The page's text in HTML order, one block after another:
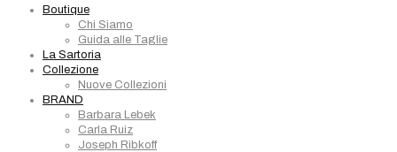
Boutique
Chi Siamo
Guida alle Taglie
La Sartoria
Collezione
Nuove Collezioni
BRAND
Barbara Lebek
Carla Ruiz
Joseph Ribkoff